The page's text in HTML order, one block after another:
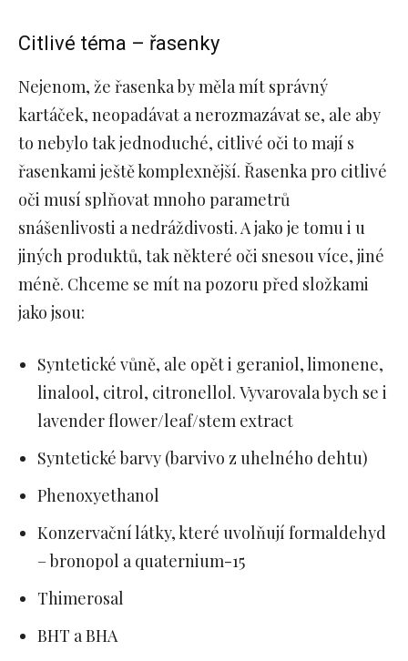
Citlivé téma – řasenky
Nejenom, že řasenka by měla mít správný
kartáček, neopadávat a nerozmazávat se, ale aby
to nebylo tak jednoduché, citlivé oči to mají s
řasenkami ještě komplexnější. Řasenka pro citlivé
oči musí splňovat mnoho parametrů
snášenlivosti a nedráždivosti. A jako je tomu i u
jiných produktů, tak některé oči snesou více, jiné
méně. Chceme se mít na pozoru před složkami
jako jsou:
Syntetické vůně, ale opět i geraniol, limonene,
linalool, citrol, citronellol. Vyvarovala bych se i
lavender flower/leaf/stem extract
Syntetické barvy (barvivo z uhelného dehtu)
Phenoxyethanol
Konzervační látky, které uvolňují formaldehyd
– bronopol a quaternium-15
Thimerosal
BHT a BHA